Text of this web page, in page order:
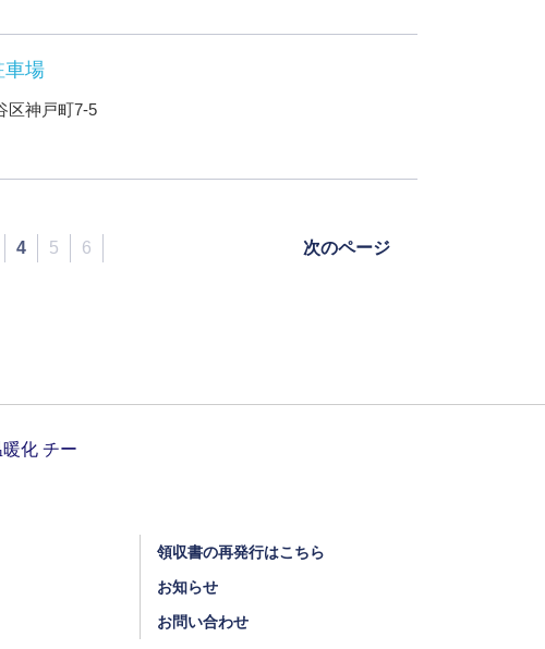
車場
区神戸町7-5
4 5 6 次のページ
領収書の再発行はこちら
お知らせ
お問い合わせ